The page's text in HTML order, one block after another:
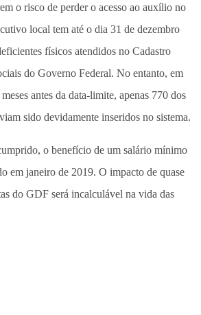
o risco de perder o acesso ao auxílio no
local tem até o dia 31 de dezembro
físicos atendidos no Cadastro
do Governo Federal. No entanto, em
antes da data-limite, apenas 770 dos
sido devidamente inseridos no sistema.
o benefício de um salário mínimo
em janeiro de 2019. O impacto de quase
do GDF será incalculável na vida das